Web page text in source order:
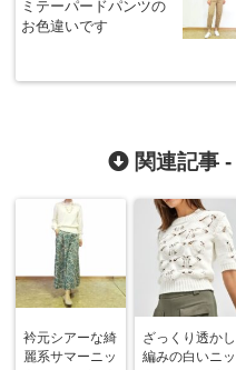
ミテーパードパンツの
お色違いです
関連記事 -
衿元シアーな綺
麗系サマーニッ
ざっくり透かし
編みの白いニッ